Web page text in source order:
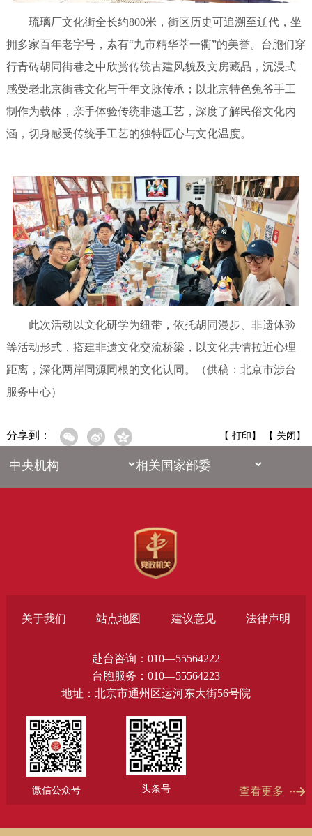
琉璃厂文化街全长约800米，街区历史可追溯至辽代，坐
拥多家百年老字号，素有“九市精华萃一衢”的美誉。台胞们穿
行青砖胡同街巷之中欣赏传统古建风貌及文房藏品，沉浸式
感受老北京街巷文化与千年文脉传承；以北京特色兔爷手工
制作为载体，亲手体验传统非遗工艺，深度了解民俗文化内
涵，切身感受传统手工艺的独特匠心与文化温度。
此次活动以文化研学为纽带，依托胡同漫步、非遗体验
等活动形式，搭建非遗文化交流桥梁，以文化共情拉近心理
距离，深化两岸同源同根的文化认同。（供稿：北京市涉台
服务中心）
分享到： 【打印 】 【 关闭 】
关于我们 站点地图 建议意见 法律声明
赴台咨询：010—55564222
台胞服务：010—55564223
地址：北京市通州区运河东大街56号院
微信公众号 头条号 查看更多